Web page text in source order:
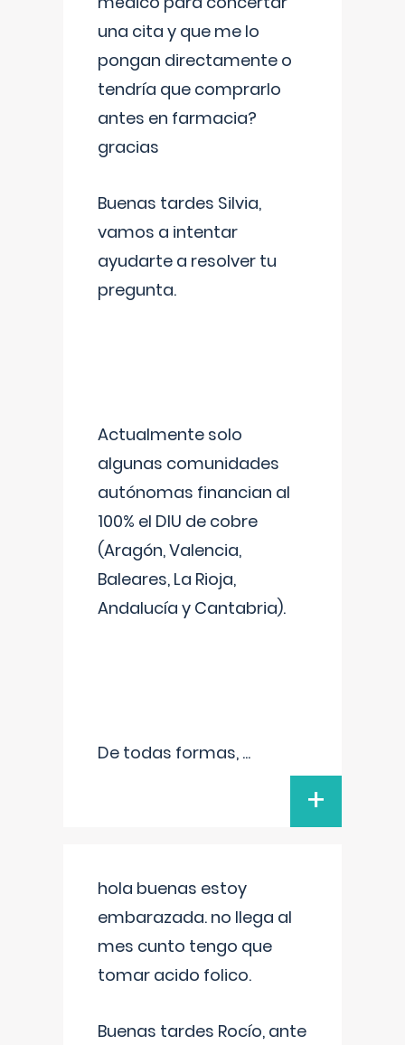
una cita y que me lo
pongan directamente o
tendría que comprarlo
antes en farmacia?
gracias
Buenas tardes Silvia,
vamos a intentar
ayudarte a resolver tu
pregunta.
Actualmente solo
algunas comunidades
autónomas financian al
100% el DIU de cobre
(Aragón, Valencia,
Baleares, La Rioja,
Andalucía y Cantabria).
De todas formas, ...
+
hola buenas estoy
embarazada. no llega al
mes cunto tengo que
tomar acido folico.
Buenas tardes Rocío, ante